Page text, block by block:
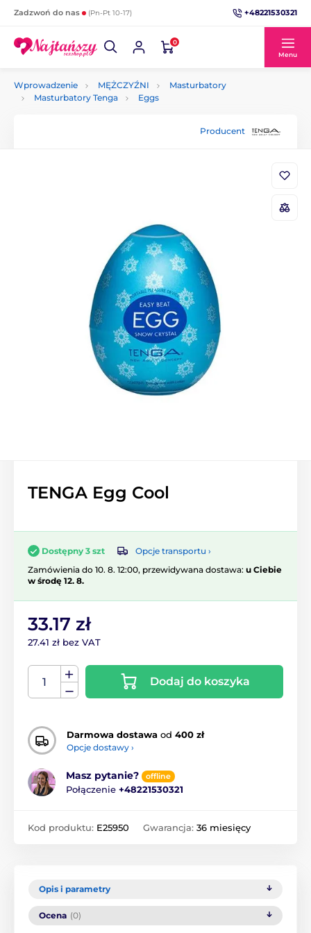
Zadzwoń do nas (Pn-Pt 10-17) +48221530321
0
Menu
Wprowadzenie MĘŻCZYŹNI
Masturbatory
Masturbatory Tenga
Eggs
Producent
TENGA Egg Cool
Dostępny 3 szt
Opcje transportu ›
Zamówienia do 10. 8. 12:00, przewidywana dostawa: u Ciebie
w środę 12. 8.
33.17 zł
27.41 zł bez VAT
Dodaj do koszyka
Darmowa dostawa od 400 zł
Opcje dostawy ›
Masz pytanie? offline
Połączenie +48221530321
Kod produktu: E25950 Gwarancja: 36 miesięcy
Opis i parametry
Ocena (0)